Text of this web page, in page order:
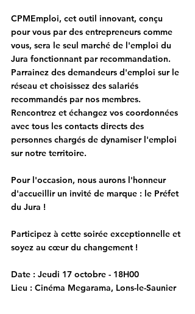
CPMEmploi, cet outil innovant, conçu
pour vous par des entrepreneurs comme
vous, sera le seul marché de l'emploi du
Jura fonctionnant par recommandation.
Parrainez des demandeurs d'emploi sur le
réseau et choisissez des salariés
recommandés par nos membres.
Rencontrez et échangez vos coordonnées
avec tous les contacts directs des
personnes chargés de dynamiser l'emploi
sur notre territoire.
Pour l'occasion, nous aurons l'honneur
d'accueillir un invité de marque : le Préfet
du Jura !
Participez à cette soirée exceptionnelle et
soyez au cœur du changement !
Date : Jeudi 17 octobre - 18H00
Lieu : Cinéma Megarama, Lons-le-Saunier